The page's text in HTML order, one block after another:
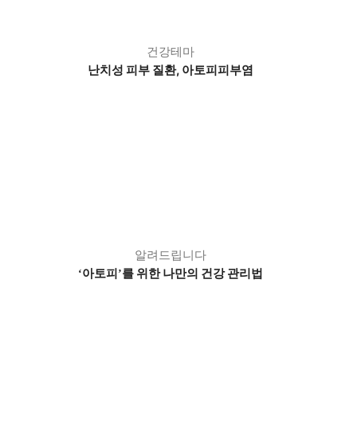
건강테마
난치성 피부 질환, 아토피피부염
알려드립니다
‘아토피’를 위한 나만의 건강 관리법